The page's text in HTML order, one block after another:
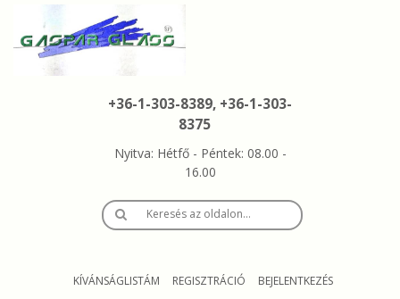
+36-1-303-8389, +36-1-303-
8375
Nyitva: Hétfő - Péntek: 08.00 -
16.00
Keresés az oldalon…
KÍVÁNSÁGLISTÁM REGISZTRÁCIÓ BEJELENTKEZÉS